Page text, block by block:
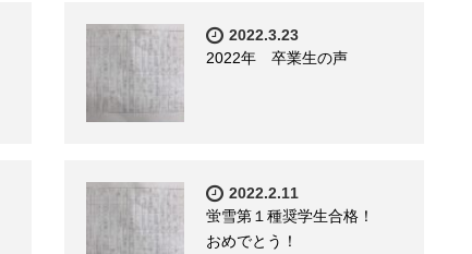
2022.3.23
2022年 卒業生の声
2022.2.11
蛍雪第１種奨学生合格！
おめでとう！